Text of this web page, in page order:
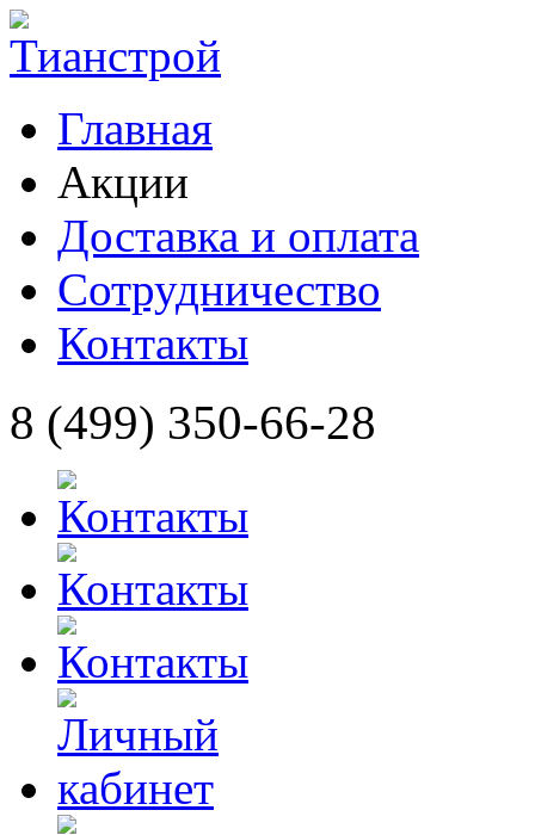
Главная
Акции
Доставка и оплата
Сотрудничество
Контакты
8 (499) 350-66-28